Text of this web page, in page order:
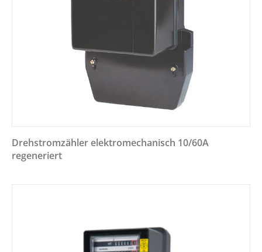
Drehstromzähler elektromechanisch 10/60A
regeneriert